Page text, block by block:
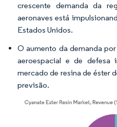
crescente demanda da
aeronaves está
Estados Unidos.
O aumento da demanda
aeroespacial e de defesa
mercado de resina de éster
previsão.